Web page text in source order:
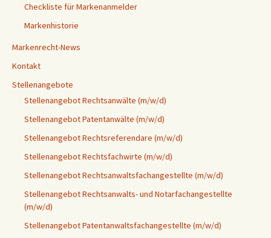
Checkliste für Markenanmelder
Markenhistorie
Markenrecht-News
Kontakt
Stellenangebote
Stellenangebot Rechtsanwälte (m/w/d)
Stellenangebot Patentanwälte (m/w/d)
Stellenangebot Rechtsreferendare (m/w/d)
Stellenangebot Rechtsfachwirte (m/w/d)
Stellenangebot Rechtsanwaltsfachangestellte (m/w/d)
Stellenangebot Rechtsanwalts- und Notarfachangestellte
(m/w/d)
Stellenangebot Patentanwaltsfachangestellte (m/w/d)